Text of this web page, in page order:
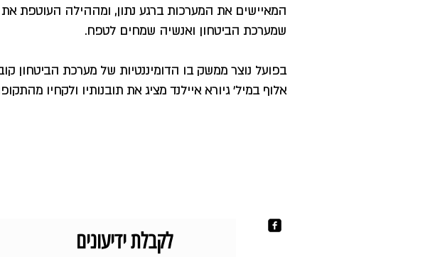
המאיישים את המערכות ברגע נתון, ומההילה העוטפת
שמערכת הביטחון ואנשיה שמחים לטפח.
בפועל נוצר ממשק בו הדומיננטיות של מערכת הביטחון
אלוף במיל' גיורא איילנד מציג את תובנותיו ולקחיו
לקבלת ידיעונים